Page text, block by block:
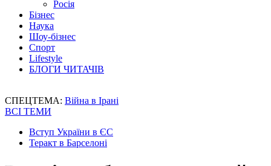
Росія
Бізнес
Наука
Шоу-бізнес
Спорт
Lifestyle
БЛОГИ ЧИТАЧІВ
СПЕЦТЕМА: Війна в Ірані
ВСІ ТЕМИ
Вступ України в ЄС
Теракт в Барселоні